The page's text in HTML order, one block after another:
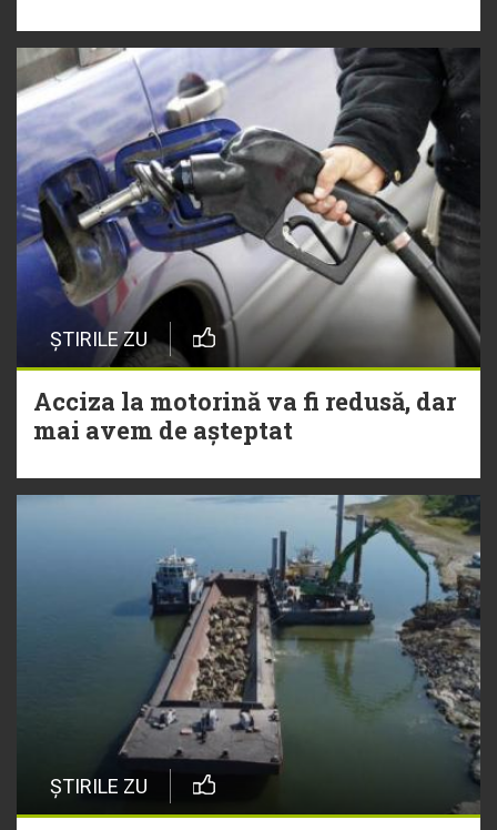
ȘTIRILE ZU
Acciza la motorină va fi redusă, dar
mai avem de așteptat
ȘTIRILE ZU